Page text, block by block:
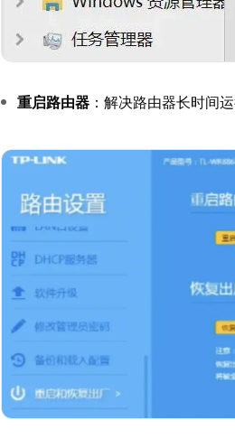
重启路由器 ：解决路由器长时间